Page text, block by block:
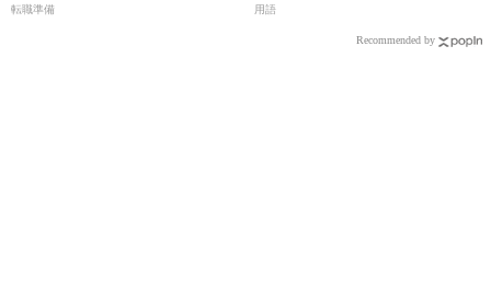
転職準備 用語
Recommended by